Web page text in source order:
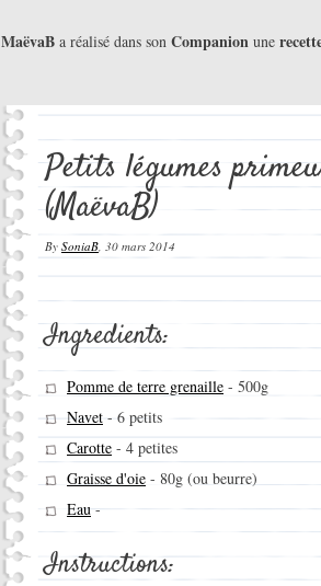
MaëvaB a réalisé dans son Companion une
Petits légumes
(MaëvaB)
By SoniaB, 30 mars 2014
Ingredients:
Pomme de terre grenaille - 500g
Navet - 6 petits
Carotte - 4 petites
Graisse d'oie - 80g (ou beurre)
Eau-
Instructions: